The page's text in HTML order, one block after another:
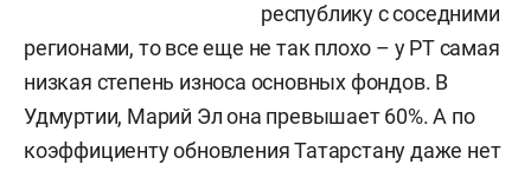
республику с соседними
регионами, то все еще не так плохо – у РТ самая
низкая степень износа основных фондов. В
Удмуртии, Марий Эл она превышает 60%. А по
коэффициенту обновления Татарстану даже нет